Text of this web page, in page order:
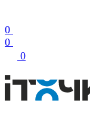
0
0
0